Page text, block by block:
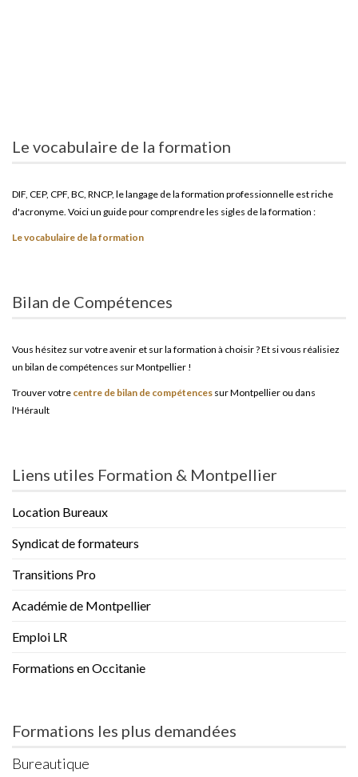
Le vocabulaire de la formation
DIF, CEP, CPF, BC, RNCP, le langage de la formation professionnelle est riche
d'acronyme. Voici un guide pour comprendre les sigles de la formation :
Le vocabulaire de la formation
Bilan de Compétences
Vous hésitez sur votre avenir et sur la formation à choisir ? Et si vous réalisiez
un bilan de compétences sur Montpellier !
Trouver votre centre de bilan de compétences sur Montpellier ou dans
l'Hérault
Liens utiles Formation & Montpellier
Location Bureaux
Syndicat de formateurs
Transitions Pro
Académie de Montpellier
Emploi LR
Formations en Occitanie
Formations les plus demandées
Bureautique